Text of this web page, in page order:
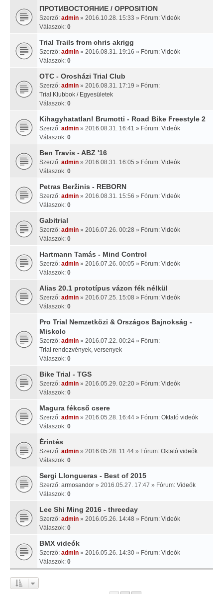
ПРОТИВОСТОЯНИЕ / OPPOSITION
Szerző: admin » 2016.10.28. 15:33 » Fórum: Videók
Válaszok: 0
Trial Trails from chris akrigg
Szerző: admin » 2016.08.31. 19:16 » Fórum: Videók
Válaszok: 0
OTC - Orosházi Trial Club
Szerző: admin » 2016.08.31. 17:19 » Fórum:
Trial Klubbok / Egyesületek
Válaszok: 0
Kihagyhatatlan! Brumotti - Road Bike Freestyle 2
Szerző: admin » 2016.08.31. 16:41 » Fórum: Videók
Válaszok: 0
Ben Travis - ABZ '16
Szerző: admin » 2016.08.31. 16:05 » Fórum: Videók
Válaszok: 0
Petras Beržinis - REBORN
Szerző: admin » 2016.08.31. 15:56 » Fórum: Videók
Válaszok: 0
Gabitrial
Szerző: admin » 2016.07.26. 00:28 » Fórum: Videók
Válaszok: 0
Hartmann Tamás - Mind Control
Szerző: admin » 2016.07.26. 00:05 » Fórum: Videók
Válaszok: 0
Alias 20.1 prototípus vázon fék nélkül
Szerző: admin » 2016.07.25. 15:08 » Fórum: Videók
Válaszok: 0
Pro Trial Nemzetközi & Országos Bajnokság -
Miskolc
Szerző: admin » 2016.07.22. 00:24 » Fórum:
Trial rendezvények, versenyek
Válaszok: 0
Bike Trial - TGS
Szerző: admin » 2016.05.29. 02:20 » Fórum: Videók
Válaszok: 0
Magura fékcső csere
Szerző: admin » 2016.05.28. 16:44 » Fórum: Oktató videók
Válaszok: 0
Érintés
Szerző: admin » 2016.05.28. 11:44 » Fórum: Oktató videók
Válaszok: 0
Sergi Llongueras - Best of 2015
Szerző: armosandor » 2016.05.27. 17:47 » Fórum: Videók
Válaszok: 0
Lee Shi Ming 2016 - threeday
Szerző: admin » 2016.05.26. 14:48 » Fórum: Videók
Válaszok: 0
BMX videók
Szerző: admin » 2016.05.26. 14:30 » Fórum: Videók
Válaszok: 0